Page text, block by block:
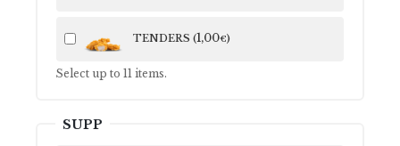
TENDERS (1 ,00€)
Select up to 11 items.
SUPP